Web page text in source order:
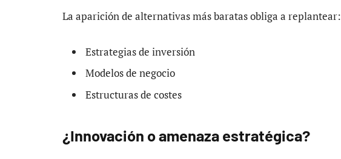
La aparición de alternativas más baratas obliga a replantear:
Estrategias de inversión
Modelos de negocio
Estructuras de costes
¿Innovación o amenaza estratégica?